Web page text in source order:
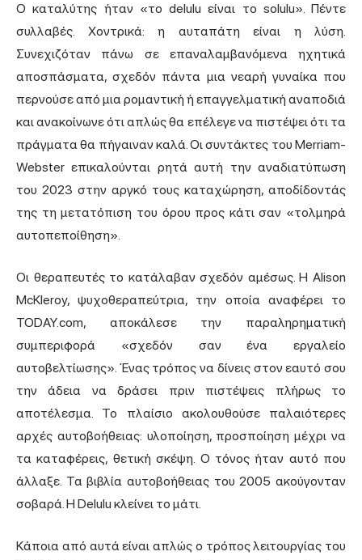
Ο καταλύτης ήταν «το delulu είναι το solulu». Πέντε
συλλαβές. Χοντρικά: η αυταπάτη είναι η λύση.
Συνεχιζόταν πάνω σε επαναλαμβανόμενα ηχητικά
αποσπάσματα, σχεδόν πάντα μια νεαρή γυναίκα που
περνούσε από μια ρομαντική ή επαγγελματική αναποδιά
και ανακοίνωνε ότι απλώς θα επέλεγε να πιστέψει ότι τα
πράγματα θα πήγαιναν καλά. Οι συντάκτες του Merriam-
Webster επικαλούνται ρητά αυτή την αναδιατύπωση
του 2023 στην αργκό τους καταχώρηση, αποδίδοντάς
της τη μετατόπιση του όρου προς κάτι σαν «τολμηρά
αυτοπεποίθηση».
Οι θεραπευτές το κατάλαβαν σχεδόν αμέσως. Η Alison
McKleroy, ψυχοθεραπεύτρια, την οποία αναφέρει το
TODAY.com, αποκάλεσε την παραληρηματική
συμπεριφορά «σχεδόν σαν ένα εργαλείο
αυτοβελτίωσης». Ένας τρόπος να δίνεις στον εαυτό σου
την άδεια να δράσει πριν πιστέψεις πλήρως το
αποτέλεσμα. Το πλαίσιο ακολουθούσε παλαιότερες
αρχές αυτοβοήθειας: υλοποίηση, προσποίηση μέχρι να
τα καταφέρεις, θετική σκέψη. Ο τόνος ήταν αυτό που
άλλαξε. Τα βιβλία αυτοβοήθειας του 2005 ακούγονταν
σοβαρά. Η Delulu κλείνει το μάτι.
Κάποια από αυτά είναι απλώς ο τρόπος λειτουργίας του